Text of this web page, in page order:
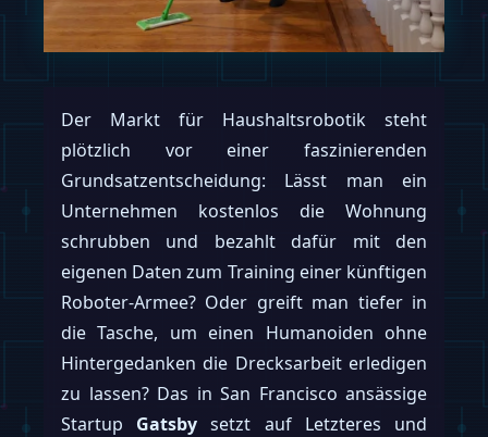
Der Markt für Haushaltsrobotik steht
plötzlich vor einer faszinierenden
Grundsatzentscheidung: Lässt man ein
Unternehmen kostenlos die Wohnung
schrubben und bezahlt dafür mit den
eigenen Daten zum Training einer künftigen
Roboter-Armee? Oder greift man tiefer in
die Tasche, um einen Humanoiden ohne
Hintergedanken die Drecksarbeit erledigen
zu lassen? Das in San Francisco ansässige
Startup Gatsby setzt auf Letzteres und